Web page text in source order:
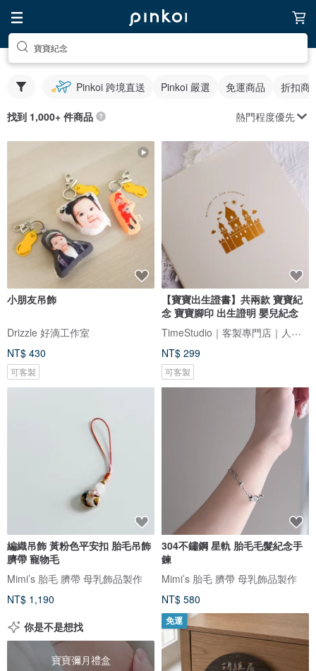
寶寶紀念
Pinkoi 跨境直送 Pinkoi 嚴選 免運商品 折扣商
找到 1,000+ 件商品 熱門程度優先
小朋友吊飾
Drizzle 好滴工作室
NT$ 430
可客製
【寶寶出生證書】共兩款 寶寶紀
念 寶寶腳印 出生證明 嬰兒紀念
TimeStudio｜客製專門店｜人生大事事務所
NT$ 299
可客製
編織吊飾 黃粉色平安扣 胎毛吊飾
臍帶 寵物毛
Mimi’s 胎毛 臍帶 母乳飾品製作
NT$ 1,190
304不鏽鋼 星軌 胎毛毛髮紀念手
鍊
Mimi’s 胎毛 臍帶 母乳飾品製作
NT$ 580
你是不是想找
寶寶彌月禮盒
免運